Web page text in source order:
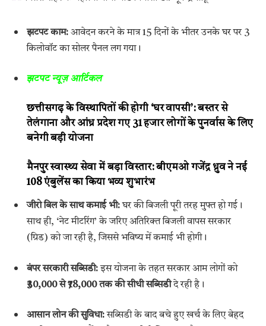
झटपट काम: आवेदन करने के मात्र 15 दिनों के भीतर उनके घर पर 3
किलोवॉट का सोलर पैनल लग गया।
झटपट न्यूज़ आर्टिकल
छत्तीसगढ़ के विस्थापितों की होगी ‘घर वापसी’: बस्तर से
तेलंगाना और आंध्र प्रदेश गए 31 हजार लोगों के पुनर्वास के लिए
बनेगी बड़ी योजना
मैनपुर स्वास्थ्य सेवा में बड़ा विस्तार: बीएमओ गजेंद्र ध्रुव ने नई
108 एंबुलेंस का किया भव्य शुभारंभ
जीरो बिल के साथ कमाई भी:घर की बिजली पूरी तरह मुफ्त हो गई।
साथ ही, ‘नेट मीटरिंग’ के जरिए अतिरिक्त बिजली वापस सरकार
(ग्रिड) को जा रही है, जिससे भविष्य में कमाई भी होगी।
बंपर सरकारी सब्सिडी:इस योजना के तहत सरकार आम लोगों को
₹30,000 से ₹78,000 तक की सीधी सब्सिडीदे रही है।
आसान लोन की सुविधा:सब्सिडी के बाद बचे हुए खर्च के लिए बेहद